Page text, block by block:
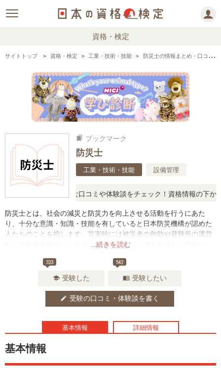
資格・検定
サイトトップ 資格・検定 工業・技術・技能 防災士の情報まとめ・口コミ・体験談
bookmarks ブックマーク
防災士
工業・技術・技能 設備管理
ったら、リアルな口コミや体験談をチェック！資格情報の下からお
...続きを読む
防災士とは、社会の減災と防災力を向上させる活動を行うにあた
り、十分な意識・知識・技能を有していると日本防災機構が認めた
人たちのことを指します。災害時には被災者の救助や避難所の運営
などの役割を担うことができ、地域の防災には欠かせない存在でし
333
school 受験した
542
menu_book 受験したい
edit 受験の口コミ・体験談を書く
基本情報 詳細情報
基本情報